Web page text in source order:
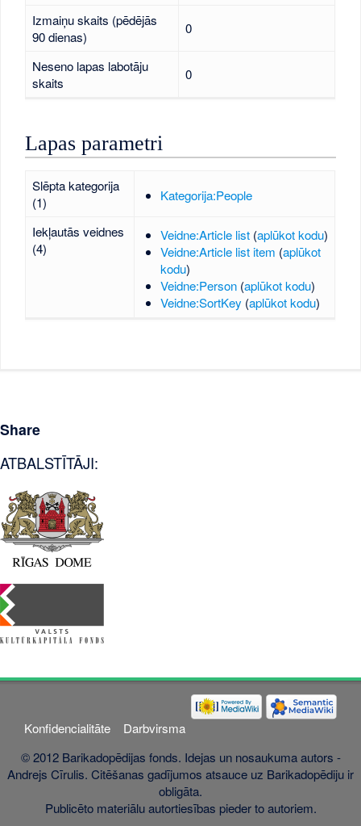
Izmaiņu skaits (pēdējās
90 dienas)
0
Neseno lapas labotāju
skaits
0
Lapas parametri
Slēpta kategorija
(1)
Kategorija:People
Iekļautās veidnes
(4)
Veidne:Article list (aplūkot kodu)
Veidne:Article list item (aplūkot
kodu)
Veidne:Person (aplūkot kodu)
Veidne:SortKey (aplūkot kodu)
Share
ATBALSTĪTĀJI:
Konfidencialitāte
Darbvirsma
© 2012 Barikadopēdijas fonds. Idejas un nosaukuma autors -
Andrejs Cīrulis. Citēšanas gadījumos atsauce uz Barikadopēdiju ir
obligāta.
Publicēto materiālu autortiesības pieder to autoriem.